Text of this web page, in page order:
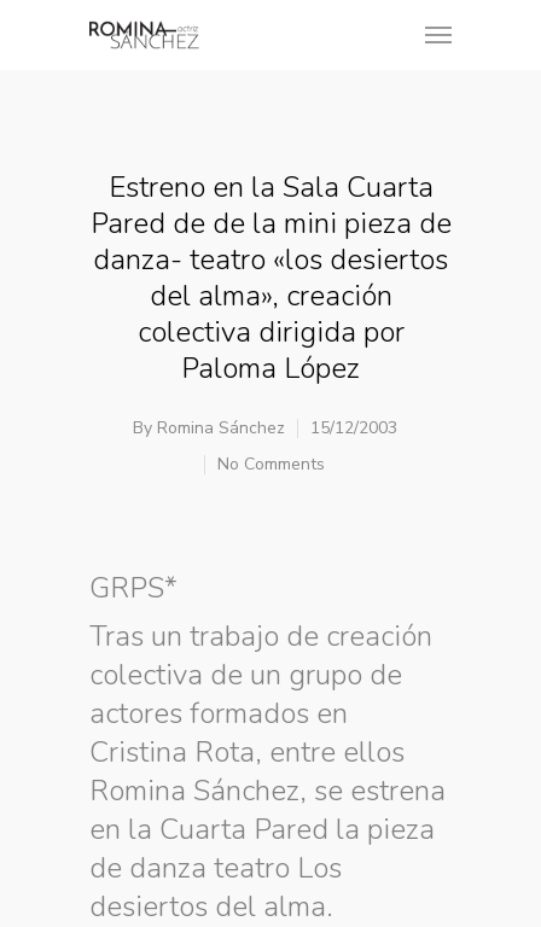
Estreno en la Sala Cuarta
Pared de de la mini pieza de
danza- teatro «los desiertos
del alma», creación
colectiva dirigida por
Paloma López
By Romina Sánchez
15/12/2003
No Comments
GRPS*
Tras un trabajo de creación
colectiva de un grupo de
actores formados en
Cristina Rota, entre ellos
Romina Sánchez, se estrena
en la Cuarta Pared la pieza
de danza teatro Los
desiertos del alma.